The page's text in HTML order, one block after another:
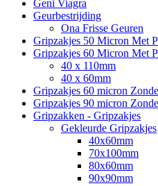
Geni Viagra
Geurbestrijding
Ona Frisse Geuren
Gripzakjes 50 Micron Met
Gripzakjes 60 Micron Met
40 x 110mm
40 x 60mm
Gripzakjes 60 micron
Gripzakjes 90 micron
Gripzakken - Gripzakjes
Gekleurde Gripzakjes
40x60mm
70x100mm
80x60mm
90x90mm